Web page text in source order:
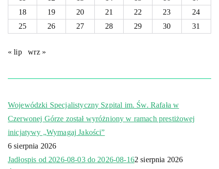
18
19 20 21 22 23
24
25
26 27 28 29 30 31
« lip wrz »
Wojewódzki Specjalistyczny Szpital im. Św. Rafała w
Czerwonej Górze został wyróżniony w ramach prestiżowej
inicjatywy „Wymagaj Jakości”
6 sierpnia 2026
Jadłospis od 2026-08-03 do 2026-08-162 sierpnia 2026